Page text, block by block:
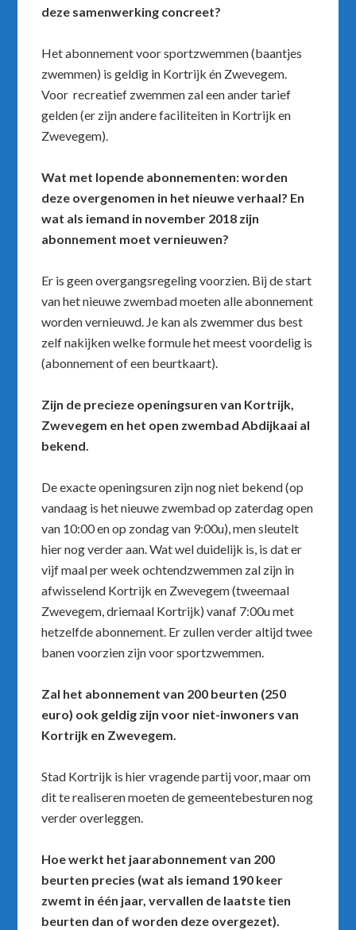
deze samenwerking concreet?
Het abonnement voor sportzwemmen (baantjes
zwemmen) is geldig in Kortrijk én Zwevegem.
Voor recreatief zwemmen zal een ander tarief
gelden (er zijn andere faciliteiten in Kortrijk en
Zwevegem).
Wat met lopende abonnementen: worden
deze overgenomen in het nieuwe verhaal? En
wat als iemand in november 2018 zijn
abonnement moet vernieuwen?
Er is geen overgangsregeling voorzien. Bij de start
van het nieuwe zwembad moeten alle abonnement
worden vernieuwd. Je kan als zwemmer dus best
zelf nakijken welke formule het meest voordelig is
(abonnement of een beurtkaart).
Zijn de precieze openingsuren van Kortrijk,
Zwevegem en het open zwembad Abdijkaai al
bekend.
De exacte openingsuren zijn nog niet bekend (op
vandaag is het nieuwe zwembad op zaterdag open
van 10:00 en op zondag van 9:00u), men sleutelt
hier nog verder aan. Wat wel duidelijk is, is dat er
vijf maal per week ochtendzwemmen zal zijn in
afwisselend Kortrijk en Zwevegem (tweemaal
Zwevegem, driemaal Kortrijk) vanaf 7:00u met
hetzelfde abonnement. Er zullen verder altijd twee
banen voorzien zijn voor sportzwemmen.
Zal het abonnement van 200 beurten (250
euro) ook geldig zijn voor niet-inwoners van
Kortrijk en Zwevegem.
Stad Kortrijk is hier vragende partij voor, maar om
dit te realiseren moeten de gemeentebesturen nog
verder overleggen.
Hoe werkt het jaarabonnement van 200
beurten precies (wat als iemand 190 keer
zwemt in één jaar, vervallen de laatste tien
beurten dan of worden deze overgezet).